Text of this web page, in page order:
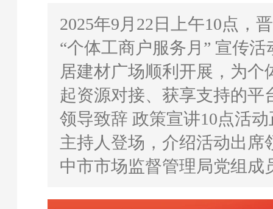
2025年9月22日上午10点，
“个体工商户服务月” 宣传
居建材广场顺利开展，为个
起资源对接、获享支持的平
领导致辞 政策宣讲10点活
主持人登场，介绍活动出席
中市市场监督管理局党组